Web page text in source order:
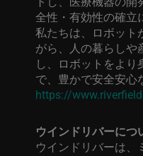
全性・有効性の確立
私たちは、ロボット
がら、人の暮らしや
し、ロボットをより
で、豊かで安全安心
https://
ウインドリバーにつ
ウインドリバーは、